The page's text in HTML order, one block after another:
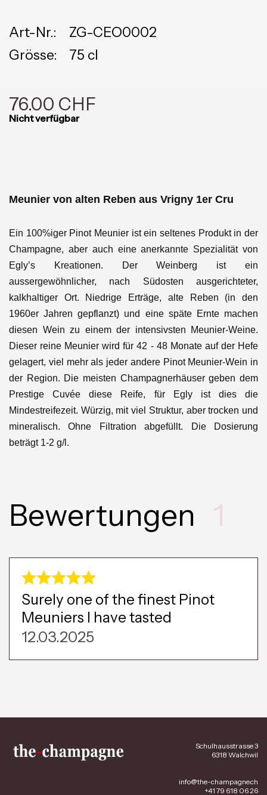
Art-Nr.:
ZG-CEO0002
Grösse:
75 cl
76.00 CHF
Nicht verfügbar
Meunier von alten Reben aus Vrigny 1er Cru
Ein 100%iger Pinot Meunier ist ein seltenes Produkt in der
Champagne, aber auch eine anerkannte Spezialität von
Egly’s Kreationen. Der Weinberg ist ein
aussergewöhnlicher, nach Südosten ausgerichteter,
kalkhaltiger Ort. Niedrige Erträge, alte Reben (in den
1960er Jahren gepflanzt) und eine späte Ernte machen
diesen Wein zu einem der intensivsten Meunier-Weine.
Dieser reine Meunier wird für 42 - 48 Monate auf der Hefe
gelagert, viel mehr als jeder andere Pinot Meunier-Wein in
der Region. Die meisten Champagnerhäuser geben dem
Prestige Cuvée diese Reife, für Egly ist dies die
Mindestreifezeit. Würzig, mit viel Struktur, aber trocken und
mineralisch. Ohne Filtration abgefüllt. Die Dosierung
beträgt 1-2 g/l.
Bewertungen 1
Surely one of the finest Pinot
Meuniers I have tasted
12.03.2025
Schulhausstrasse 3
6318 Walchwil
info@the-champagne.ch
+41 79 618 06 26